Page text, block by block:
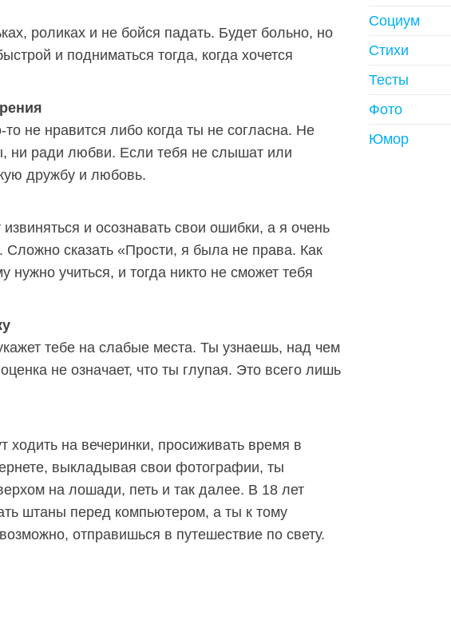
роликах и не бойся падать. Будет больно, но
и подниматься тогда, когда хочется
не нравится либо когда ты не согласна. Не
ни ради любви. Если тебя не слышат или
дружбу и любовь.
и осознавать свои ошибки, а я очень
сказать «Прости, я была не права. Как
учиться, и тогда никто не сможет тебя
тебе на слабые места. Ты узнаешь, над чем
не означает, что ты глупая. Это всего лишь
ходить на вечеринки, просиживать время в
выкладывая свои фотографии, ты
на лошади, петь и так далее. В 18 лет
штаны перед компьютером, а ты к тому
отправишься в путешествие по свету.
Социум
Стихи
Тесты
Фото
Юмор